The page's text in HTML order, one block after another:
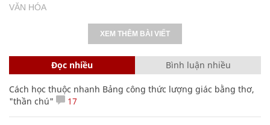
VĂN HÓA
XEM THÊM BÀI VIẾT
Đọc nhiều Bình luận nhiều
Cách học thuộc nhanh Bảng công thức lượng giác bằng thơ,
"thần chú"
17